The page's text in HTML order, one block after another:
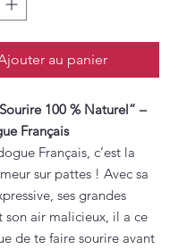
au panier
100 % Naturel” –
Français
Français, c’est la
sur pattes ! Avec sa
ses grandes
son air malicieux, il a ce
de te faire sourire avant